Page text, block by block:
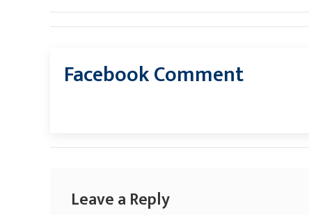
Facebook Comment
Leave a Reply